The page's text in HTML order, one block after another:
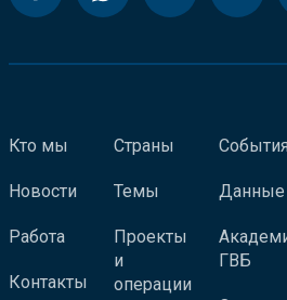
Кто мы
Новости
Работа
Контакты
Страны
Темы
Проекты
и
операции
События
Данные
ГВБ